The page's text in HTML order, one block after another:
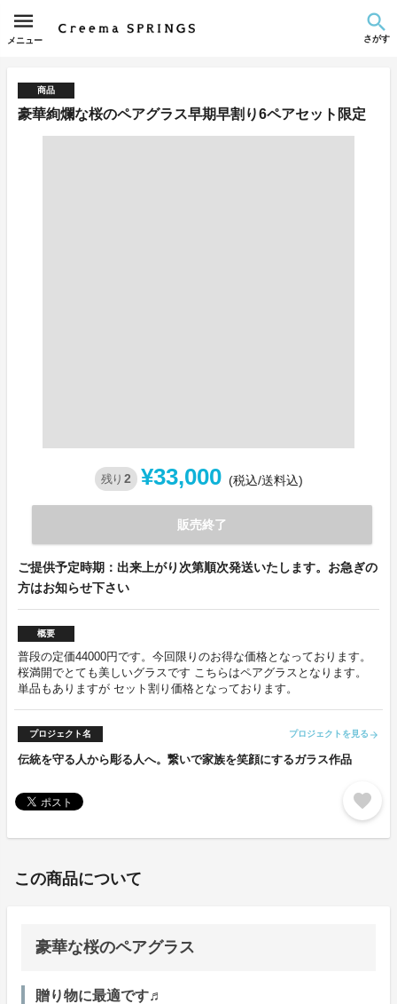
メニュー さがす
商品
豪華絢爛な桜のペアグラス早期早割り6ペアセット限定
残り 2 ¥33,000 (税込/送料込)
販売終了
ご提供予定時期：出来上がり次第順次発送いたします。お急ぎの
方はお知らせ下さい
概要
普段の定価44000円です。今回限りのお得な価格となっております。
桜満開でとても美しいグラスです こちらはペアグラスとなります。
単品もありますが セット割り価格となっております。
プロジェクト名 プロジェクトを見る arrow_forward
伝統を守る人から彫る人へ。繋いで家族を笑顔にするガラス作品
favorite
この商品について
豪華な桜のペアグラス
贈り物に最適です♬